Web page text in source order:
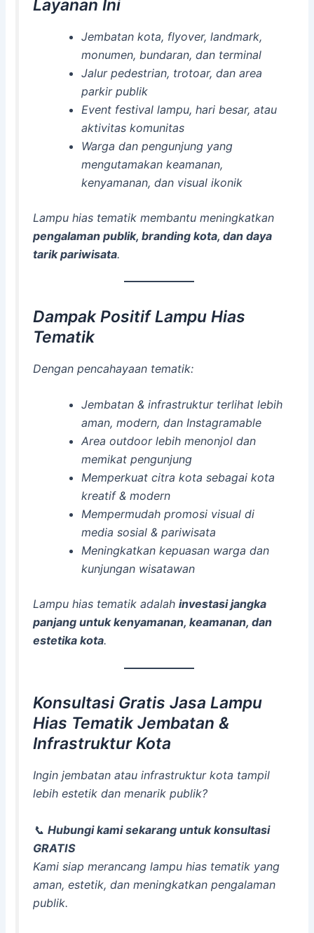
Layanan Ini
Jembatan kota, flyover, landmark,
monumen, bundaran, dan terminal
Jalur pedestrian, trotoar, dan area
parkir publik
Event festival lampu, hari besar, atau
aktivitas komunitas
Warga dan pengunjung yang
mengutamakan keamanan,
kenyamanan, dan visual ikonik
Lampu hias tematik membantu meningkatkan
pengalaman publik, branding kota, dan daya
tarik pariwisata.
Dampak Positif Lampu Hias
Tematik
Dengan pencahayaan tematik:
Jembatan & infrastruktur terlihat lebih
aman, modern, dan Instagramable
Area outdoor lebih menonjol dan
memikat pengunjung
Memperkuat citra kota sebagai kota
kreatif & modern
Mempermudah promosi visual di
media sosial & pariwisata
Meningkatkan kepuasan warga dan
kunjungan wisatawan
Lampu hias tematik adalahinvestasi jangka
panjang untuk kenyamanan, keamanan, dan
estetika kota.
Konsultasi Gratis Jasa Lampu
Hias Tematik Jembatan &
Infrastruktur Kota
Ingin jembatan atau infrastruktur kota tampil
lebih estetik dan menarik publik?
📞Hubungi kami sekarang untuk konsultasi
GRATIS
Kami siap merancang lampu hias tematik yang
aman, estetik, dan meningkatkan pengalaman
publik.